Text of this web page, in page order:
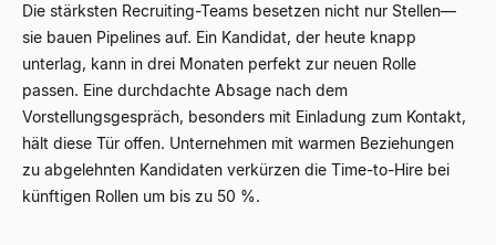
Die stärksten Recruiting-Teams besetzen nicht nur Stellen—
sie bauen Pipelines auf. Ein Kandidat, der heute knapp
unterlag, kann in drei Monaten perfekt zur neuen Rolle
passen. Eine durchdachte Absage nach dem
Vorstellungsgespräch, besonders mit Einladung zum Kontakt,
hält diese Tür offen. Unternehmen mit warmen Beziehungen
zu abgelehnten Kandidaten verkürzen die Time-to-Hire bei
künftigen Rollen um bis zu 50 %.